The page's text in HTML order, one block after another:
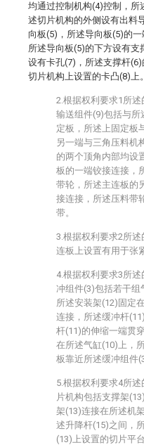
均通过控制机构(4)控制，
述切片机构的外侧设有出料
向板(5)，所述导向板(5)的
所述导向板(5)的下方设有
设有卡孔(7)，所述支撑杆
切片机构上设置的卡凸(8)上。
2.根据权利要求1所
输送组件(9)包括与所
定板，所述上固定板
另一端与三角压料机
的两个顶角内部均设
板的一端铰接连接，
带轮，所述主连板的
接连接，所述压料带
带。
3.根据权利要求2所
连板上设置有用于张
4.根据权利要求3所
冲组件(3)包括若干组
所述安装架(12)固定
连接，所述缓冲杆
杆(11)的伸缩一端贯
在所述气缸(10)上，
板靠近所述缓冲组件
5.根据权利要求4所
片机构包括支撑架
架(13)连接在所述机
述升降杆(15)之间，
(13)上设置的切片平